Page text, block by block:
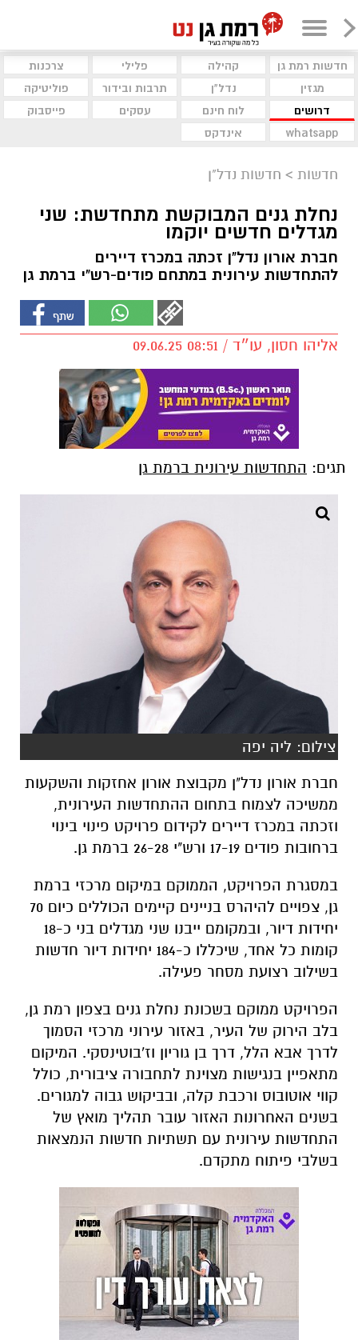
חדשות רמת גן קהילה פלילי
צרכנות
מגזין
נדל"ן תרבות ובידור
פוליטיקה
דרושים
לוח חינם עסקים
פייסבוק
whatsapp
אינדקס
חדשות > חדשות נדל"ן
נחלת גנים המבוקשת מתחדשת: שני
מגדלים חדשים יוקמו
חברת אורון נדל"ן זכתה במכרז דיירים
להתחדשות עירונית במתחם פודים-רש"י ברמת גן
אליהו חסון, עו״ד / 08:51 09.06.25
תגים: התחדשות עירונית ברמת גן
צילום: ליה יפה
חברת אורון נדל"ן מקבוצת אורון אחזקות והשקעות
ממשיכה לצמוח בתחום ההתחדשות העירונית,
וזכתה במכרז דיירים לקידום פרויקט פינוי בינוי
ברחובות פודים 17-19 ורש"י 26-28 ברמת גן.
במסגרת הפרויקט, הממוקם במיקום מרכזי ברמת
גן, צפויים להיהרס בניינים קיימים הכוללים כיום 70
יחידות דיור, ובמקומם ייבנו שני מגדלים בני כ-18
קומות כל אחד, שיכללו כ-184 יחידות דיור חדשות
בשילוב רצועת מסחר פעילה.
הפרויקט ממוקם בשכונת נחלת גנים בצפון רמת גן,
בלב הירוק של העיר, באזור עירוני מרכזי הסמוך
לדרך אבא הלל, דרך בן גוריון וז'בוטינסקי. המיקום
מתאפיין בנגישות מצוינת לתחבורה ציבורית, כולל
קווי אוטובוס ורכבת קלה, ובביקוש גבוה למגורים.
בשנים האחרונות האזור עובר תהליך מואץ של
התחדשות עירונית עם תשתיות חדשות הנמצאות
בשלבי פיתוח מתקדם.